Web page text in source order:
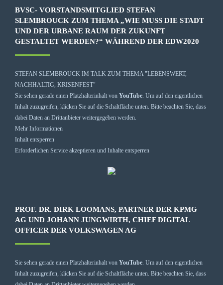
BVSC- VORSTANDSMITGLIED STEFAN
SLEMBROUCK ZUM THEMA „WIE MUSS DIE STADT
UND DER URBANE RAUM DER ZUKUNFT
GESTALTET WERDEN?“ WÄHREND DER EDW2020
STEFAN SLEMBROUCK IM TALK ZUM THEMA "LEBENSWERT,
NACHHALTIG, KRISENFEST"
Sie sehen gerade einen Platzhalterinhalt von YouTube. Um auf den eigentlichen
Inhalt zuzugreifen, klicken Sie auf die Schaltfläche unten. Bitte beachten Sie, dass
dabei Daten an Drittanbieter weitergegeben werden.
Mehr Informationen
Inhalt entsperren
Erforderlichen Service akzeptieren und Inhalte entsperren
PROF. DR. DIRK LOOMANS, PARTNER DER KPMG
AG UND JOHANN JUNGWIRTH, CHIEF DIGITAL
OFFICER DER VOLKSWAGEN AG
Sie sehen gerade einen Platzhalterinhalt von YouTube. Um auf den eigentlichen
Inhalt zuzugreifen, klicken Sie auf die Schaltfläche unten. Bitte beachten Sie, dass